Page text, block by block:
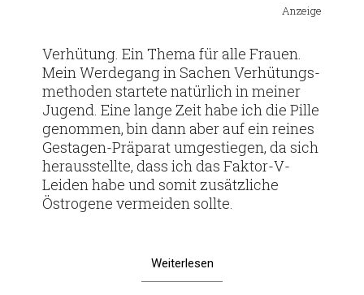
Anzeige
Ver­hü­tung. Ein Thema für alle Frauen.
Mein Wer­de­gang in Sachen Ver­hü­tungs­
me­thoden star­tete natür­lich in meiner
Jugend. Eine lange Zeit habe ich die Pille
genommen, bin dann aber auf ein reines
Ges­­tagen-Prä­­parat umge­stiegen, da sich
her­aus­stellte, dass ich das Faktor-V-
Leiden habe und somit zusätz­liche
Östro­gene ver­meiden sollte.
Weiterlesen